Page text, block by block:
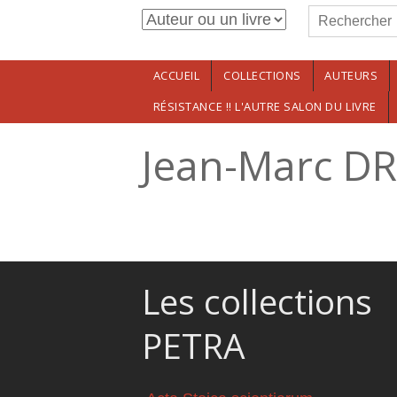
Aller au contenu principalFormulaire de
Rechercher
ACCUEIL COLLECTIONS AUTEURS
RÉSISTANCE !! L'AUTRE SALON DU LIVRE
Jean-Marc
Les collections
PETRA